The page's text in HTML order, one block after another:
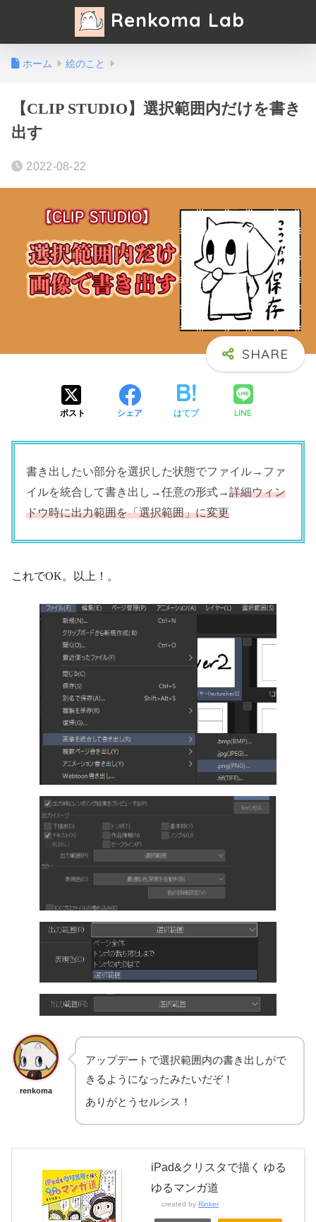
Renkoma Lab
ホーム 絵のこと
【CLIP STUDIO】選択範囲内だけを書き
出す
2022-08-22
ポスト シェア はてブ LINE
書き出したい部分を選択した状態でファイル→ファ
イルを統合して書き出し→任意の形式→詳細ウィン
ドウ時に出力範囲を「選択範囲」に変更
これでOK。以上！。
renkoma
アップデートで選択範囲内の書き出しがで
きるようになったみたいだぞ！
ありがとうセルシス！
iPad&クリスタで描く ゆる
ゆるマンガ道
created by Rinker